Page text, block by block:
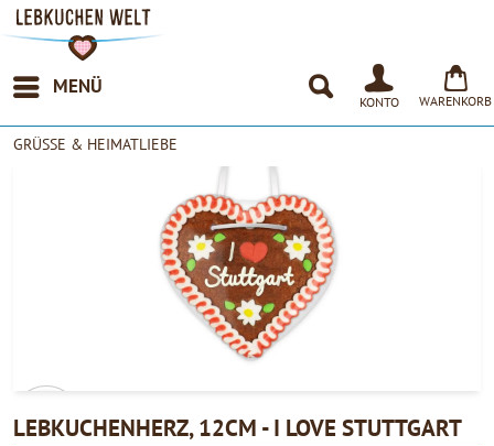
MENÜ
KONTO WARENKORB
GRÜSSE & HEIMATLIEBE
LEBKUCHENHERZ, 12CM - I LOVE STUTTGART